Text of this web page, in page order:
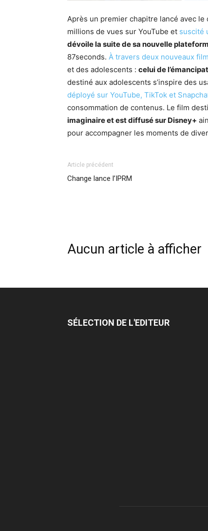
Après un premier chapitre lancé avec le
millions de vues sur YouTube et suscité
dévoile la suite de sa nouvelle
87seconds. À travers deux nouveaux
et des adolescents : celui de
destiné aux adolescents s’inspire des
déployé sur YouTube, TikTok et
consommation de contenus. Le film
imaginaire et est diffusé sur Disney+
pour accompagner les moments de
Article précédent
Change lance l’IPRM
Aucun article à afficher
SÉLECTION DE L'EDITEUR